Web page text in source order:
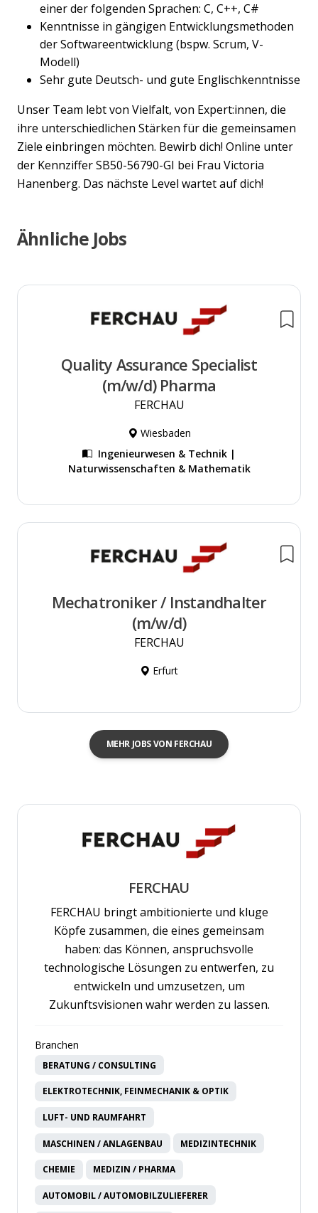
einer der folgenden Sprachen: C, C++, C#
Kenntnisse in gängigen Entwicklungsmethoden
der Softwareentwicklung (bspw. Scrum, V-
Modell)
Sehr gute Deutsch- und gute Englischkenntnisse
Unser Team lebt von Vielfalt, von Expert:innen, die
ihre unterschiedlichen Stärken für die gemeinsamen
Ziele einbringen möchten. Bewirb dich! Online unter
der Kennziffer SB50-56790-GI bei Frau Victoria
Hanenberg. Das nächste Level wartet auf dich!
Ähnliche Jobs
Quality Assurance Specialist
(m/w/d) Pharma
FERCHAU
Wiesbaden
Ingenieurwesen & Technik |
Naturwissenschaften & Mathematik
Mechatroniker / Instandhalter
(m/w/d)
FERCHAU
Erfurt
MEHR JOBS VON FERCHAU
FERCHAU
FERCHAU bringt ambitionierte und kluge
Köpfe zusammen, die eines gemeinsam
haben: das Können, anspruchsvolle
technologische Lösungen zu entwerfen, zu
entwickeln und umzusetzen, um
Zukunftsvisionen wahr werden zu lassen.
Branchen
BERATUNG / CONSULTING
ELEKTROTECHNIK, FEINMECHANIK & OPTIK
LUFT- UND RAUMFAHRT
MASCHINEN / ANLAGENBAU MEDIZINTECHNIK
CHEMIE MEDIZIN / PHARMA
AUTOMOBIL / AUTOMOBILZULIEFERER